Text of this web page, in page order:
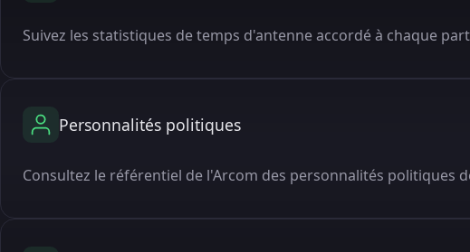
Suivez les statistiques de temps d'antenne accordé à chaque
Personnalités politiques
Consultez le référentiel de l'Arcom des personnalités politiques